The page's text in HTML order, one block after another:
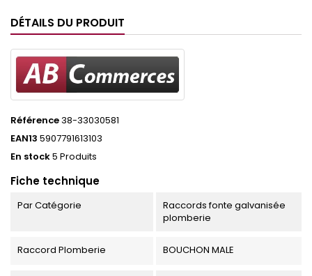
DÉTAILS DU PRODUIT
Référence38-33030581
EAN13 5907791613103
En stock5 Produits
Fiche technique
Par Catégorie
Raccords fonte galvanisée
plomberie
Raccord Plomberie BOUCHON MALE